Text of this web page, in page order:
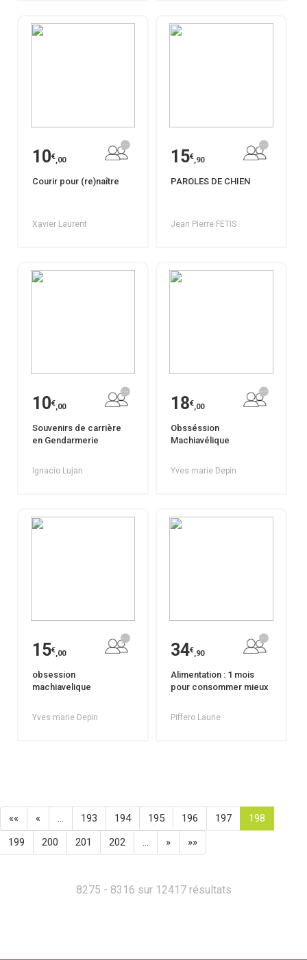
10€,00
Courir pour (re)naître
Xavier Laurent
15€,90
PAROLES DE CHIEN
Jean Pierre FETIS
10€,00
Souvenirs de carrière
en Gendarmerie
Ignacio Lujan
18€,00
Obsséssion
Machiavélique
Yves marie Depin
15€,00
obsession
machiavelique
Yves marie Depin
34€,90
Alimentation : 1 mois
pour consommer mieux
Piffero Laurie
«« « … 193 194 195 196 197
198
199
200 201 202 … » »»
8275 - 8316 sur 12417 résultats